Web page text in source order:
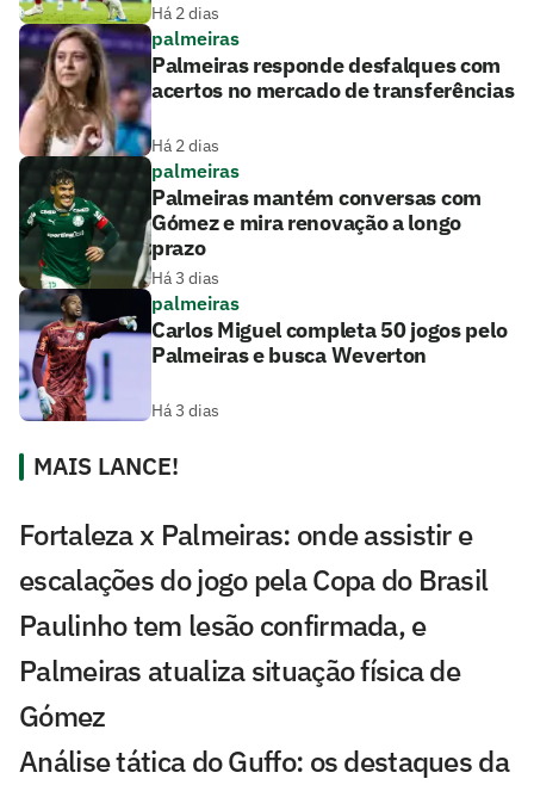
Há 2 dias
palmeiras
Palmeiras responde desfalques com
acertos no mercado de transferências
Há 2 dias
palmeiras
Palmeiras mantém conversas com
Gómez e mira renovação a longo
prazo
Há 3 dias
palmeiras
Carlos Miguel completa 50 jogos pelo
Palmeiras e busca Weverton
Há 3 dias
MAIS LANCE!
Fortaleza x Palmeiras: onde assistir e
escalações do jogo pela Copa do Brasil
Paulinho tem lesão confirmada, e
Palmeiras atualiza situação física de
Gómez
Análise tática do Guffo: os destaques da